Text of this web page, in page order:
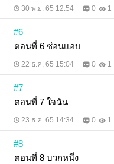
30 พ.ย. 65 12:54 0 1
#6
ตอนที่ 6 ซ่อนเเอบ
22 ธ.ค. 65 15:04 0 1
#7
ตอนที่ 7 ใจฉัน
23 ธ.ค. 65 14:34 0 1
#8
ตอนที่ 8 บวกหนึ่ง